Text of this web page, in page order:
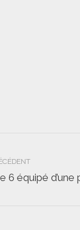
6 équipé